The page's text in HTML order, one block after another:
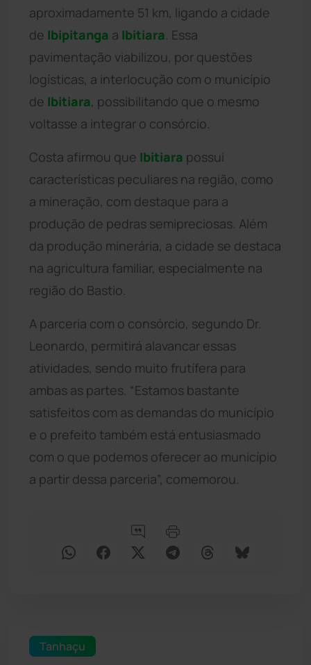
aproximadamente 51 km, ligando a cidade
de Ibipitanga a Ibitiara. Essa
pavimentação viabilizou, por questões
logísticas, a interlocução com o município
de Ibitiara, possibilitando que o mesmo
voltasse a integrar o consórcio.
Costa afirmou que Ibitiara possui
características peculiares na região, como
a mineração, com destaque para a
produção de pedras semipreciosas. Além
da produção minerária, a cidade se destaca
na agricultura familiar, especialmente na
região do Bastio.
A parceria com o consórcio, segundo Dr.
Leonardo, permitirá alavancar essas
atividades, sendo muito frutífera para
ambas as partes. “Estamos bastante
satisfeitos com as demandas do município
e o prefeito também está entusiasmado
com o que podemos oferecer ao município
a partir dessa parceria”, comemorou.
Tanhaçu